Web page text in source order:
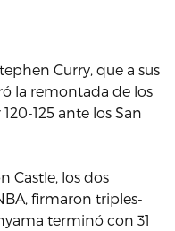
Curry, que a sus
la remontada de los
125 ante los San
Castle, los dos
firmaron triples-
terminó con 31